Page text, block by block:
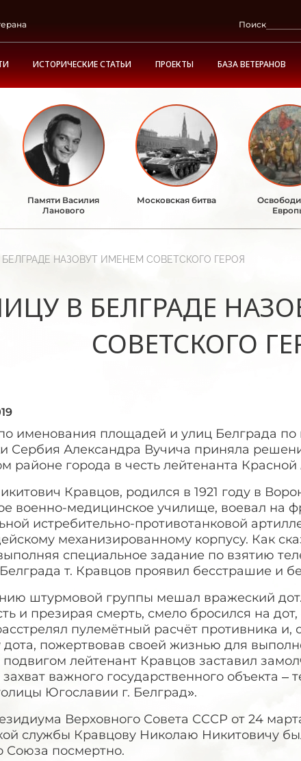
Поиск
ИСТОРИЧЕСКИЕ СТАТЬИ ПРОЕКТЫ БАЗА ВЕТЕРАНОВ
Памяти Василия
Ланового
Московская битва
НАЗОВУТ ИМЕНЕМ СОВЕТСКОГО ГЕРОЯ
В БЕЛГРАДЕ
СОВЕТСКОГО
именования площадей и улиц Белграда
Сербия Александра Вучича приняла
районе города в честь лейтенанта
Кравцов, родился в 1921 году в
военно-медицинское училище, воевал на
истребительно-противотанковой
механизированному корпусу. Как
специальное задание по взятию
Белграда т. Кравцов проявил бесстрашие и
штурмовой группы мешал вражеский
и презирая смерть, смело бросился на
пулемётный расчёт противника
дота, пожертвовав своей жизнью для
лейтенант Кравцов заставил
важного государственного объекта –
Югославии г. Белград».
Верховного Совета СССР от 24
службы Кравцову Николаю Никитовичу
Союза посмертно.